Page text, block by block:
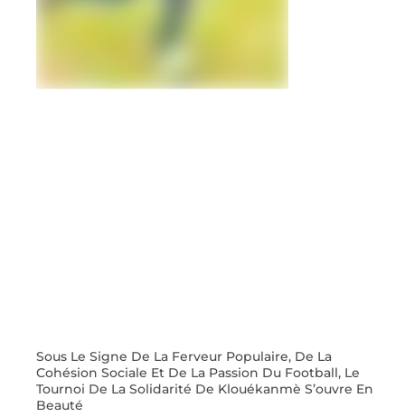
Sous Le Signe De La Ferveur Populaire, De La
Cohésion Sociale Et De La Passion Du Football, Le
Tournoi De La Solidarité De Klouékanmè S’ouvre En
Beauté